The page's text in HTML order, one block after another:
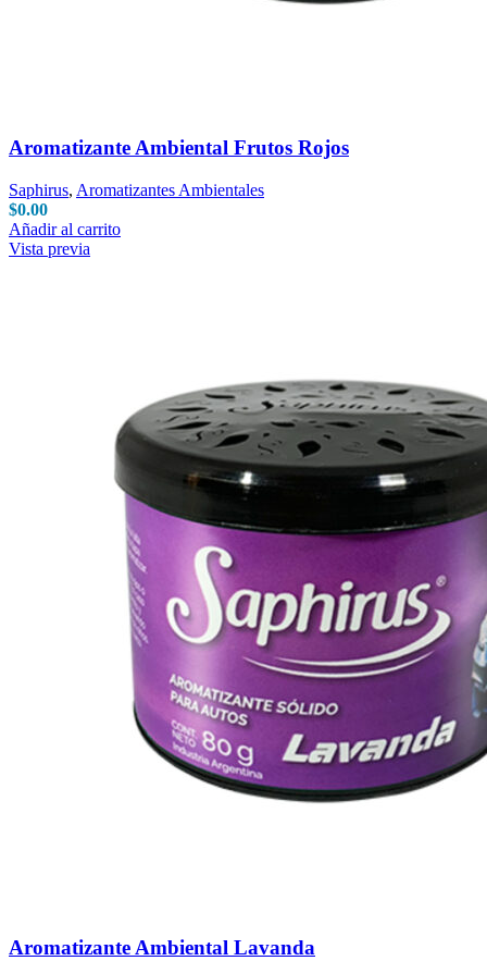
Aromatizante Ambiental Frutos Rojos
Saphirus, Aromatizantes Ambientales
$0.00
Añadir al carrito
Vista previa
Aromatizante Ambiental Lavanda